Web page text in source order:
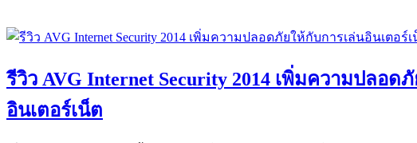
รีวิว AVG Internet Security 2014 เพิ่มความปลอด
อินเตอร์เน็ต